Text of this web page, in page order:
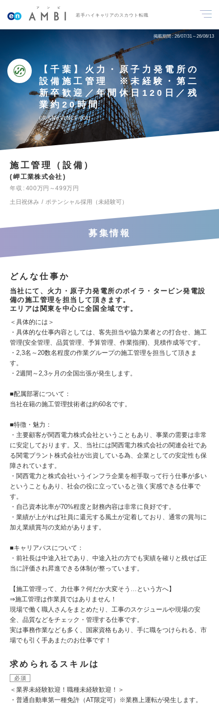
若手ハイキャリアのスカウト転職
掲載期間 26/07/31～26/08/13
【千葉】火力・原子力発電所の
設備施工管理 ※未経験・第二
新卒歓迎／年間休日120日／残
業約20時間
求人No.VLNCF-001
施工管理（設備）
岬工業株式会社
年収
400万円～499万円
土日祝休み
ポテンシャル採用（未経験可）
募集情報
どんな仕事か
当社にて、火力・原子力発電所のボイラ・タービン発電設
備の施工管理を担当して頂きます。
エリアは関東を中心に全国全域です。
＜具体的には＞
・具体的な仕事内容としては、客先担当や協力業者との打合せ、施工
管理(安全管理、品質管理、予算管理、作業指揮)、見積作成等です。
・2,3名～20数名程度の作業グループの施工管理を担当して頂きま
す。
・2週間～2,3ヶ月の全国出張が発生します。
■配属部署について：
当社在籍の施工管理技術者は約60名です。
■特徴・魅力：
・主要顧客が関西電力株式会社ということもあり、事業の需要は非常
に安定しております。又、当社には関西電力株式会社の関連会社であ
る関電プラント株式会社が出資している為、企業としての安定性も保
障されています。
・関西電力と株式会社いうインフラ企業を相手取って行う仕事が多い
ということもあり、社会の役に立っていると強く実感できる仕事で
す。
・自己資本比率が70%程度と財務内容は非常に良好です。
・業績が上がれば社員に還元する風土が定着しており、通常の賞与に
加え業績賞与の支給があります。
■キャリアパスについて：
・前社長は中途入社であり、中途入社の方でも実績を確りと残せば正
当に評価され昇進できる体制が整っています。
【施工管理って、力仕事？何だか大変そう…という方へ】
⇒施工管理は作業員ではありません！
現場で働く職人さんをまとめたり、工事のスケジュールや現場の安
全、品質などをチェック・管理する仕事です。
実は事務作業なども多く、国家資格もあり、手に職をつけられる、市
場でも引く手あまたのお仕事です！
求められるスキルは
必須
＜業界未経験歓迎！職種未経験歓迎！＞
・普通自動車第一種免許（AT限定可）※業務上運転が発生します。